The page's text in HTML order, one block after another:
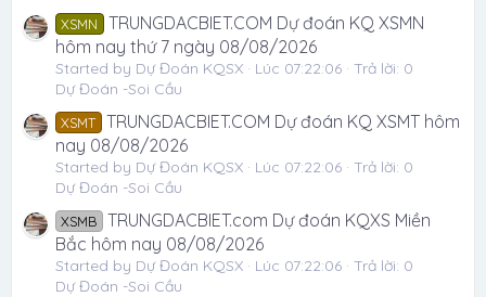
XSMN
TRUNGDACBIET.COM Dự đoán KQ XSMN
hôm nay thứ 7 ngày 08/08/2026
Started by Dự Đoán KQSX Lúc 07:22:06
Trả lời: 0
Dự Đoán -Soi Cầu
XSMT TRUNGDACBIET.COM Dự đoán KQ XSMT hôm
nay 08/08/2026
Started by Dự Đoán KQSX Lúc 07:22:06
Trả lời: 0
Dự Đoán -Soi Cầu
XSMB
TRUNGDACBIET.com Dự đoán KQXS Miền
Bắc hôm nay 08/08/2026
Started by Dự Đoán KQSX Lúc 07:22:06
Trả lời: 0
Dự Đoán -Soi Cầu